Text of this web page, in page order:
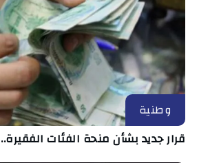
وطنية
قرار جديد بشأن منحة الفئات